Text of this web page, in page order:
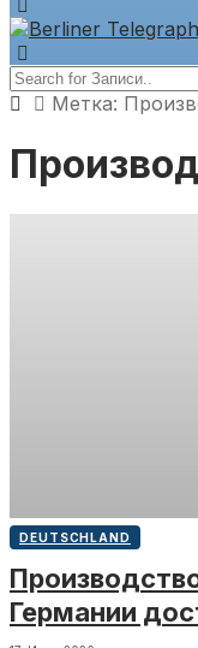
Метка:
DEUTSCHLAND
Германии